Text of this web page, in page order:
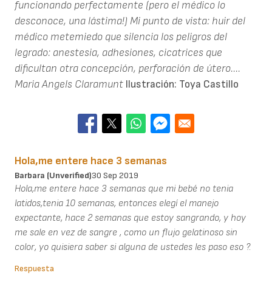
funcionando perfectamente (pero el médico lo
desconoce, una lástima!) Mi punto de vista: huir del
médico metemiedo que silencia los peligros del
legrado: anestesia, adhesiones, cicatrices que
dificultan otra concepción, perforación de útero....
Maria Angels Claramunt Ilustración: Toya Castillo
Hola,me entere hace 3 semanas
Barbara (unverified)30 Sep 2019
Hola,me entere hace 3 semanas que mi bebé no tenia
latidos,tenia 10 semanas, entonces elegí el manejo
expectante, hace 2 semanas que estoy sangrando, y hoy
me sale en vez de sangre , como un flujo gelatinoso sin
color, yo quisiera saber si alguna de ustedes les paso eso ?.
Respuesta